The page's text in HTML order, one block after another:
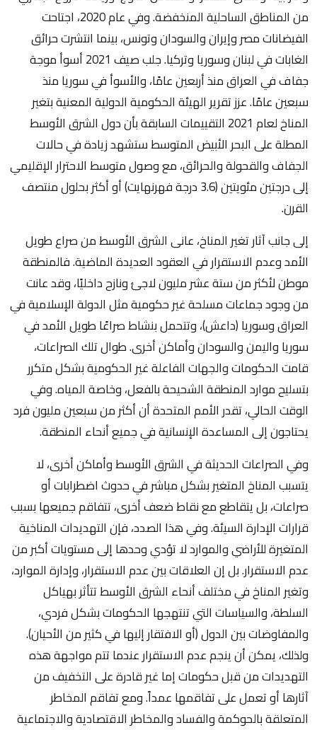
من المناطق الساحلية المنخفضة. وفي عام 2020، اجتاحت
الفيضانات مصر وإيران والسودان وتونس، بينما انتشرت حرائق
الغابات في لبنان وسوريا وتركيا. جلب صيف 2021 أسوأ موجة
جفاف في العراق منذ أربعين عامًا، والأسوأ في سوريا منذ
سبعين عامًا. عزز تقرير الهيئة الحكومية الدولية المعنية بتغير
المناخ لعام 2021 التقييمات السابقة بأن دول الشرق الأوسط
المطلة على البحر الأبيض المتوسط ستشهد زيادة في حالات
الجفاف والقحولة والحرائق، مع وصول متوسط الاحترار الإقليمي
إلى درجتين مئويتين (3.6 درجة فهرنهايت) أو أكثر بحلول منتصف
القرن.
إلى جانب آثار تغير المناخ، عانى الشرق الأوسط من صراع طويل
الأمد وعدم الاستقرار في العقود العديدة الماضية. فالمنطقة
موطن لأكثر من ستة عشر مليون لاجئ ونازح داخليًا، وقد عانت
من وجود جماعات مسلحة غير حكومية مثل الدولة الإسلامية في
العراق وسوريا (داعش)، وتتحمل بنشاط صراعًا طويل الأمد في
سوريا واليمن والسودان وأماكن أخرى. طوال تلك الصراعات،
قامت الحكومات والجهات الفاعلة غير الحكومية بشكل متكرر
بتسليح موارد المنطقة الشحيحة بالفعل، وخاصة المياه. وفي
الوقت الحالي، تقدر الأمم المتحدة أن أكثر من سبعين مليون فرد
يحتاجون إلى المساعدة الإنسانية في جميع أنحاء المنطقة.
وفي الصراعات الحديثة في الشرق الأوسط وأماكن أخرى، لا
يتسبب المناخ المتغير بشكل مباشر في حدوث اضطرابات أو
صراعات، بل يتقاطع مع نقاط ضعف أخرى، تتفاقم جميعها بسبب
قرارات الإدارة السيئة. وفي هذا الصدد، فإن التهديدات المناخية
المتغيرة للأراضي والموارد لا تؤدي وحدها إلى مستويات أكبر من
عدم الاستقرار. بل إن العلاقات بين عدم الاستقرار، وإدارة الموارد،
وتغير المناخ في مختلف أنحاء الشرق الأوسط تتأثر بهياكل
السلطة، والسياسات التي تنتهجها الحكومات بشكل فردي،
والمفاوضات بين الدول (أو الافتقار إليها في كثير من الأحيان).
ولذلك، يمكن أن ينجم عدم الاستقرار عندما تتم مواجهة هذه
التهديدات من قبل حكومات إما غير قادرة على التخفيف من
آثارها أو تعمل على تفاقمها عمداً. ومع تفاقم المخاطر
المتعلقة بالحوكمة والفساد والمخاطر الاقتصادية والاجتماعية